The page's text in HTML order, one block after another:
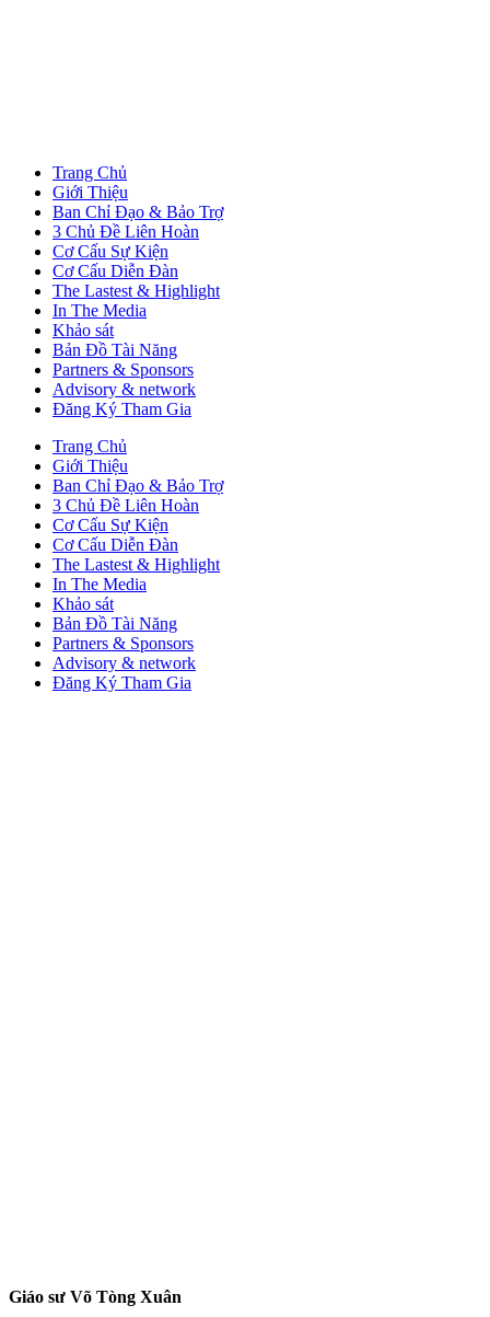
Trang Chủ
Giới Thiệu
Ban Chỉ Đạo & Bảo Trợ
3 Chủ Đề Liên Hoàn
Cơ Cấu Sự Kiện
Cơ Cấu Diễn Đàn
The Lastest & Highlight
In The Media
Khảo sát
Bản Đồ Tài Năng
Partners & Sponsors
Advisory & network
Đăng Ký Tham Gia
Trang Chủ
Giới Thiệu
Ban Chỉ Đạo & Bảo Trợ
3 Chủ Đề Liên Hoàn
Cơ Cấu Sự Kiện
Cơ Cấu Diễn Đàn
The Lastest & Highlight
In The Media
Khảo sát
Bản Đồ Tài Năng
Partners & Sponsors
Advisory & network
Đăng Ký Tham Gia
Giáo sư Võ Tòng Xuân